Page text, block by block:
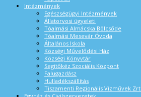
Intézmények
Egészségügyi Intézmények
Állatorvosi ügyeleti
Tóalmási Almácska Bölcsőde
Tóalmási Mesevár Óvoda
Általános Iskola
Községi Művelődési Ház
Községi Könyvtár
Segítőkéz Szociális Központ
Falugazdász
Hulladékszállítás
Tiszamenti Regionális Vízművek Zrt.